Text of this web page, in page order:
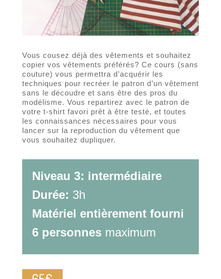
Vous cousez déjà des vêtements et souhaitez
copier vos vêtements préférés? Ce cours (sans
couture) vous permettra d’acquérir les
techniques pour recréer le patron d’un vêtement
sans le découdre et sans être des pros du
modélisme. Vous repartirez avec le patron de
votre t-shirt favori prêt à être testé, et toutes
les connaissances nécessaires pour vous
lancer sur la reproduction du vêtement que
vous souhaitez dupliquer.
Niveau 3: intermédiaire
Durée: 3h
Matériel entièrement fourni
6 personnesmaximum